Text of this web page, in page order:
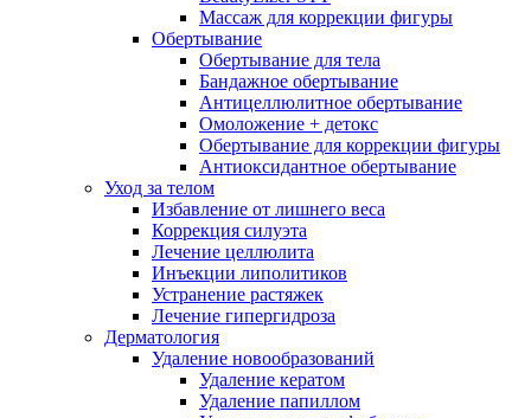
Массаж для коррекции фигуры
Обертывание
Обертывание для тела
Бандажное обертывание
Антицеллюлитное обертывание
Омоложение + детокс
Обертывание для коррекции фигуры
Антиоксидантное обертывание
Уход за телом
Избавление от лишнего веса
Коррекция силуэта
Лечение целлюлита
Инъекции липолитиков
Устранение растяжек
Лечение гипергидроза
Дерматология
Удаление новообразований
Удаление кератом
Удаление папиллом